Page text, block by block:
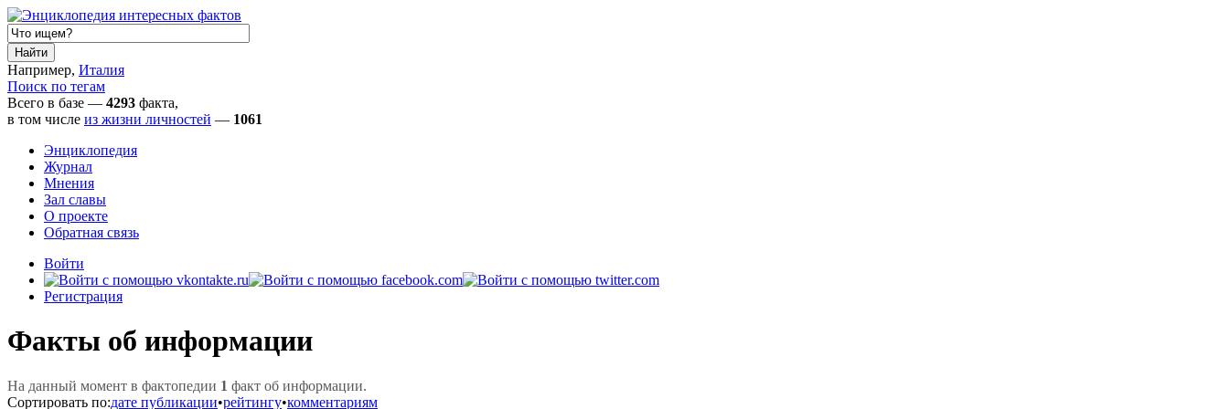
Например, Италия
Поиск по тегам
Всего в базе — 4293 факта,
в том числе из жизни личностей — 1061
Энциклопедия
Журнал
Мнения
Зал славы
О проекте
Обратная связь
Войти
Регистрация
Факты об информации
На данный момент в фактопедии 1 факт об информации.
Сортировать по:дате публикации•рейтингу•комментариям